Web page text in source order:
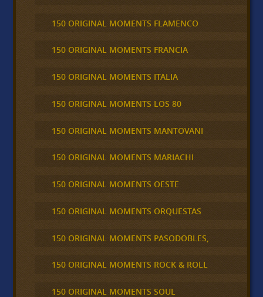
150 ORIGINAL MOMENTS FLAMENCO
150 ORIGINAL MOMENTS FRANCIA
150 ORIGINAL MOMENTS ITALIA
150 ORIGINAL MOMENTS LOS 80
150 ORIGINAL MOMENTS MANTOVANI
150 ORIGINAL MOMENTS MARIACHI
150 ORIGINAL MOMENTS OESTE
150 ORIGINAL MOMENTS ORQUESTAS
150 ORIGINAL MOMENTS PASODOBLES,
150 ORIGINAL MOMENTS ROCK & ROLL
150 ORIGINAL MOMENTS SOUL